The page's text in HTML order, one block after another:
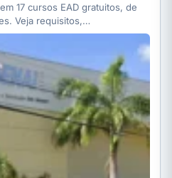
17 cursos EAD gratuitos, de
Veja requisitos,…